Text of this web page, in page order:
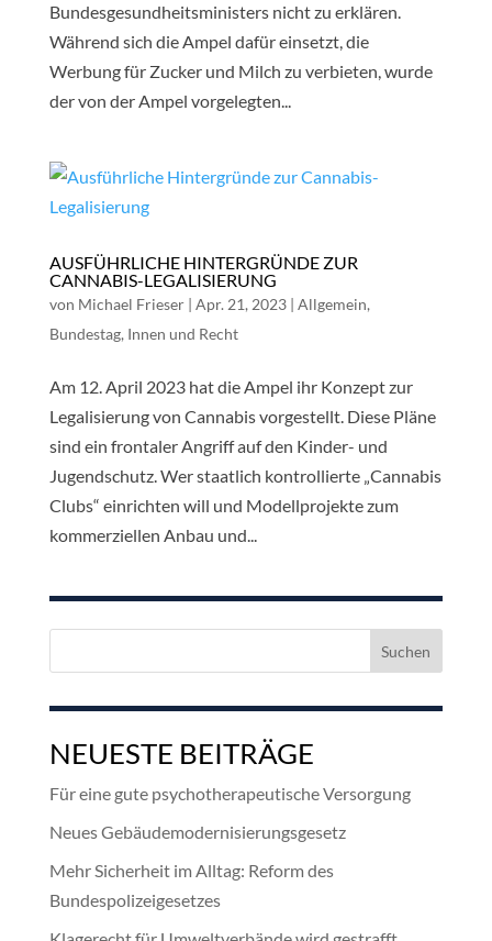
Bundesgesundheitsministers nicht zu erklären.
Während sich die Ampel dafür einsetzt, die
Werbung für Zucker und Milch zu verbieten, wurde
der von der Ampel vorgelegten...
AUSFÜHRLICHE HINTERGRÜNDE ZUR
CANNABIS-LEGALISIERUNG
von Michael Frieser| Apr. 21, 2023| Allgemein,
Bundestag, Innen und Recht
Am 12. April 2023 hat die Ampel ihr Konzept zur
Legalisierung von Cannabis vorgestellt. Diese Pläne
sind ein frontaler Angriff auf den Kinder- und
Jugendschutz. Wer staatlich kontrollierte „Cannabis
Clubs“ einrichten will und Modellprojekte zum
kommerziellen Anbau und...
NEUESTE BEITRÄGE
Für eine gute psychotherapeutische Versorgung
Neues Gebäudemodernisierungsgesetz
Mehr Sicherheit im Alltag: Reform des
Bundespolizeigesetzes